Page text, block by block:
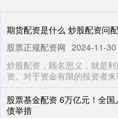
期货配资是什么 炒股配资问
股票正规配资网 2024-11-30
炒股配资，顾名思义，就是
资。对于资金有限的投资者
股票基金配资 6万亿元！全
债举措